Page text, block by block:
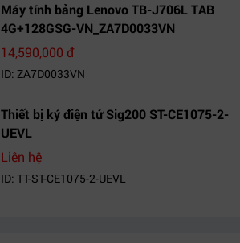
Máy tính bảng Lenovo TB-J706L TAB
4G+128GSG-VN_ZA7D0033VN
14,590,000 đ
ID: ZA7D0033VN
Thiết bị ký điện tử Sig200 ST-CE1075-2-
UEVL
Liên hệ
ID: TT-ST-CE1075-2-UEVL